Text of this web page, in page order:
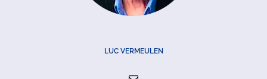
LUC VERMEULEN